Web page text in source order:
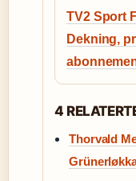
TV2 Sport
Dekning,
4
Thorvald